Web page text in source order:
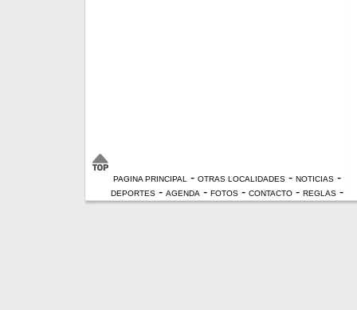
PAGINA PRINCIPAL - OTRAS LOCALIDADES - NOTICIAS -
DEPORTES - AGENDA - FOTOS - CONTACTO - REGLAS -